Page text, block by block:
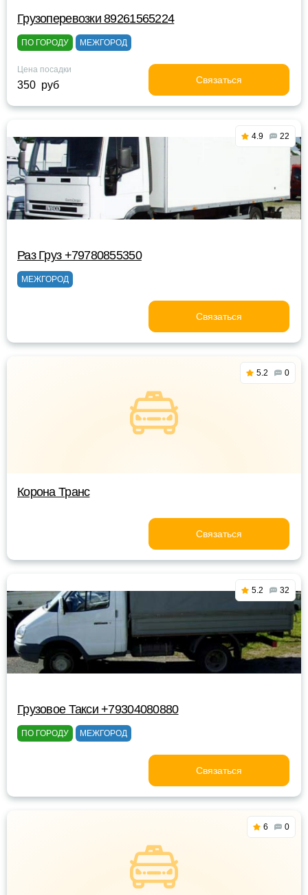
Грузоперевозки 89261565224
ПО ГОРОДУ МЕЖГОРОД
Цена посадки
350 руб Связаться
4.9 22
Раз Груз +79780855350
МЕЖГОРОД
Связаться
5.2 0
Корона Транс
Связаться
5.2 32
Грузовое Такси +79304080880
ПО ГОРОДУ МЕЖГОРОД
Связаться
6 0